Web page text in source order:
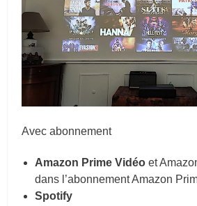
Avec abonnement
Amazon Prime Vidéo et
dans l’abonnement Amazon
Spotify